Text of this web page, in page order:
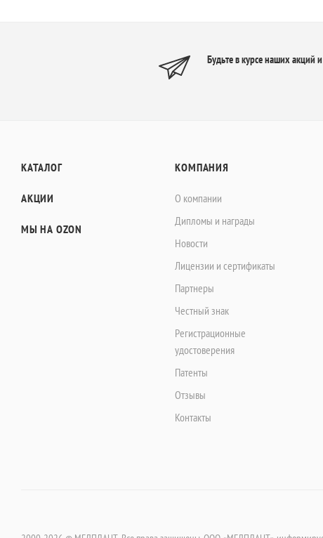
Будьте в курсе наших акций
КАТАЛОГ
АКЦИИ
МЫ НА OZON
КОМПАНИЯ
О компании
Дипломы и награды
Новости
Лицензии и сертификаты
Партнеры
Честный знак
Регистрационные
удостоверения
Патенты
Отзывы
Контакты